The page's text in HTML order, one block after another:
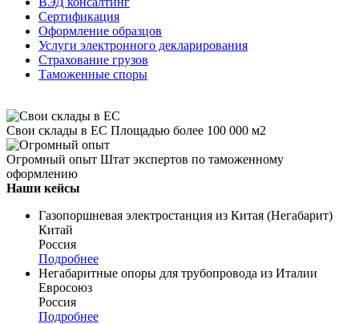
Сертификация
Оформление образцов
Услуги электронного декларирования
Страхование грузов
Таможенные споры
Свои склады в ЕС Площадью более 100 000 м2
Огромный опыт Штат экспертов по таможенному
оформлению
Наши кейсы
Газопоршневая электростанция из Китая (Негабарит)
Китай
Россия
Подробнее
Негабаритные опоры для трубопровода из Италии
Евросоюз
Россия
Подробнее